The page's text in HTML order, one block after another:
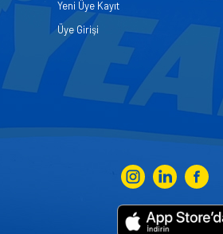
Yeni Üye Kayıt
Üye Girişi